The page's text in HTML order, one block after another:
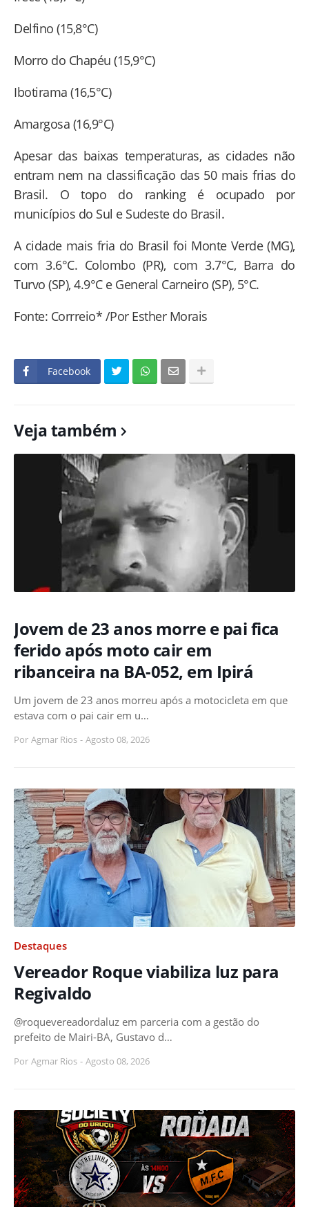
Delfino (15,8°C)
Morro do Chapéu (15,9°C)
Ibotirama (16,5°C)
Amargosa (16,9°C)
Apesar das baixas temperaturas, as cidades não
entram nem na classificação das 50 mais frias do
Brasil. O topo do ranking é ocupado por
municípios do Sul e Sudeste do Brasil.
A cidade mais fria do Brasil foi Monte Verde (MG),
com 3.6°C. Colombo (PR), com 3.7°C, Barra do
Turvo (SP), 4.9°C e General Carneiro (SP), 5°C.
Fonte: Corrreio* /Por Esther Morais
Facebook
Veja também
Jovem de 23 anos morre e pai fica
ferido após moto cair em
ribanceira na BA-052, em Ipirá
Um jovem de 23 anos morreu após a motocicleta em que
estava com o pai cair em u…
Por Agmar Rios - Agosto 08, 2026
Destaques
Vereador Roque viabiliza luz para
Regivaldo
@roquevereadordaluz em parceria com a gestão do
prefeito de Mairi-BA, Gustavo d…
Por Agmar Rios - Agosto 08, 2026